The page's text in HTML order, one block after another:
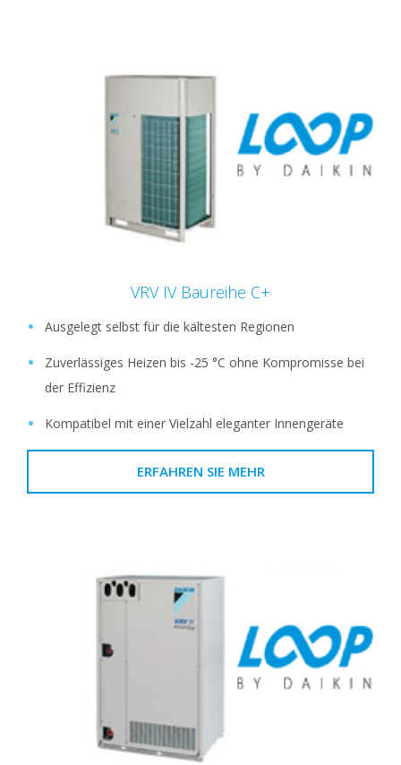
VRV IV Baureihe C+
Ausgelegt selbst für die kältesten Regionen
Zuverlässiges Heizen bis -25 °C ohne Kompromisse bei
der Effizienz
Kompatibel mit einer Vielzahl eleganter Innengeräte
ERFAHREN SIE MEHR